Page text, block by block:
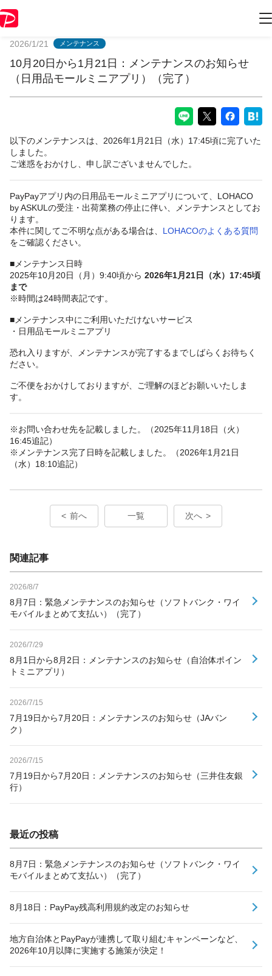
2026/1/21 メンテナンス
10月20日から1月21日：メンテナンスのお知らせ
（日用品モールミニアプリ）（完了）
以下のメンテナンスは、2026年1月21日（水）17:45頃に完了いた
しました。
ご迷惑をおかけし、申し訳ございませんでした。
PayPayアプリ内の日用品モールミニアプリについて、LOHACO
by ASKULの受注・出荷業務の停止に伴い、メンテナンスとしてお
ります。
本件に関してご不明な点がある場合は、 LOHACOのよくある質問
をご確認ください。
■メンテナンス日時
2025年10月20日（月）9:40頃から 2026年1月21日（水）17:45頃
まで
※時間は24時間表記です。
■メンテナンス中にご利用いただけないサービス
・日用品モールミニアプリ
恐れ入りますが、メンテナンスが完了するまでしばらくお待ちく
ださい。
ご不便をおかけしておりますが、ご理解のほどお願いいたしま
す。
※お問い合わせ先を記載しました。（2025年11月18日（火）
16:45追記）
※メンテナンス完了日時を記載しました。（2026年1月21日
（水）18:10追記）
前へ 一覧 次へ
関連記事
2026/8/7
8月7日：緊急メンテナンスのお知らせ（ソフトバンク・ワイ
モバイルまとめて支払い）（完了）
2026/7/29
8月1日から8月2日：メンテナンスのお知らせ（自治体ポイン
トミニアプリ）
2026/7/15
7月19日から7月20日：メンテナンスのお知らせ（JAバン
ク）
2026/7/15
7月19日から7月20日：メンテナンスのお知らせ（三井住友銀
行）
最近の投稿
8月7日：緊急メンテナンスのお知らせ（ソフトバンク・ワイ
モバイルまとめて支払い）（完了）
8月18日：PayPay残高利用規約改定のお知らせ
地方自治体とPayPayが連携して取り組むキャンペーンなど、
2026年10月以降に実施する施策が決定！